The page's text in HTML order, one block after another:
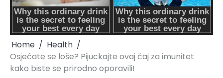
Home
Health
Osjećate se loše? Pijuckajte ovaj čaj za imunitet
kako biste se prirodno oporavili!